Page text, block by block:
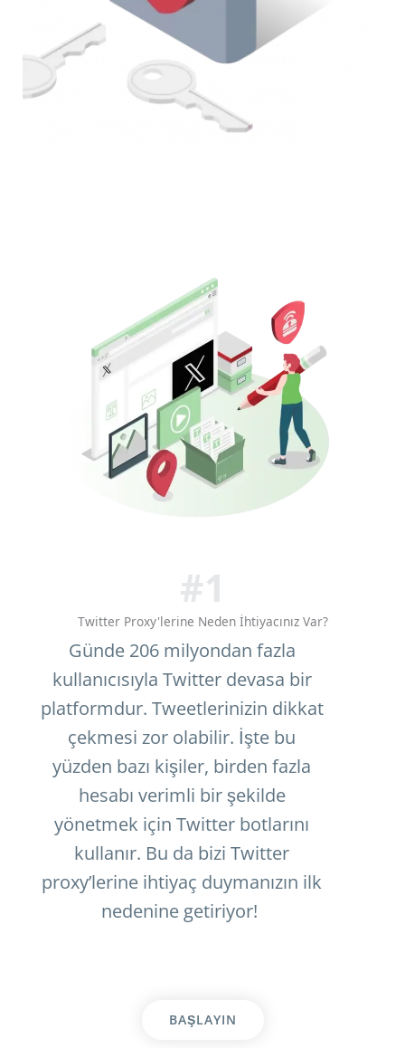
#1
Twitter Proxy'lerine Neden İhtiyacınız Var?
Günde 206 milyondan fazla
kullanıcısıyla Twitter devasa bir
platformdur. Tweetlerinizin dikkat
çekmesi zor olabilir. İşte bu
yüzden bazı kişiler, birden fazla
hesabı verimli bir şekilde
yönetmek için Twitter botlarını
kullanır. Bu da bizi Twitter
proxy’lerine ihtiyaç duymanızın ilk
nedenine getiriyor!
BAŞLAYIN